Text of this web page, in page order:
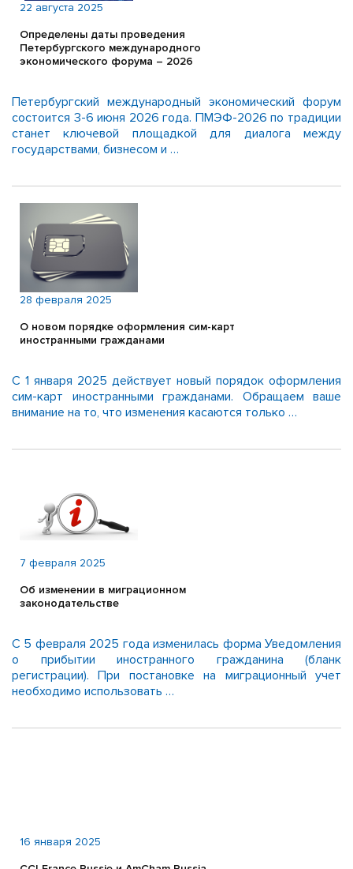
22 августа 2025
Определены даты проведения
Петербургского международного
экономического форума – 2026
Петербургский международный экономический форум
состоится 3-6 июня 2026 года. ПМЭФ-2026 по традиции
станет ключевой площадкой для диалога между
государствами, бизнесом и …
28 февраля 2025
О новом порядке оформления сим-карт
иностранными гражданами
С 1 января 2025 действует новый порядок оформления
сим-карт иностранными гражданами. Обращаем ваше
внимание на то, что изменения касаются только …
7 февраля 2025
Об изменении в миграционном
законодательстве
С 5 февраля 2025 года изменилась форма Уведомления
о прибытии иностранного гражданина (бланк
регистрации). При постановке на миграционный учет
необходимо использовать …
16 января 2025